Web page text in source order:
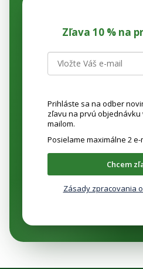
p
s
Zľava 10 % na
Prihláste sa na odber
zľavu na prvú objednávku
mailom.
Posielame maximálne 2
Chcem
Zásady zpracovania